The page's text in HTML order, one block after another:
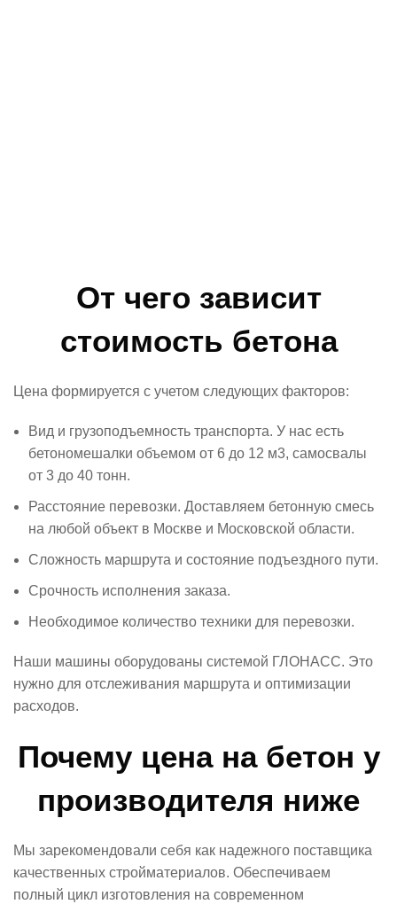
От чего зависит
стоимость бетона
Цена формируется с учетом следующих факторов:
Вид и грузоподъемность транспорта. У нас есть
бетономешалки объемом от 6 до 12 м3, самосвалы
от 3 до 40 тонн.
Расстояние перевозки. Доставляем бетонную смесь
на любой объект в Москве и Московской области.
Сложность маршрута и состояние подъездного пути.
Срочность исполнения заказа.
Необходимое количество техники для перевозки.
Наши машины оборудованы системой ГЛОНАСС. Это
нужно для отслеживания маршрута и оптимизации
расходов.
Почему цена на бетон у
производителя ниже
Мы зарекомендовали себя как надежного поставщика
качественных стройматериалов. Обеспечиваем
полный цикл изготовления на современном